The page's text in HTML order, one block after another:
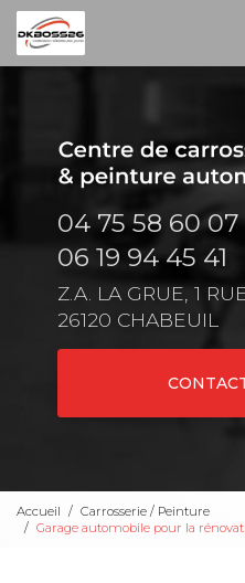
Aller
au
contenu
principal
04 75 58 60 07
06 19 94 45 41
Z.A. LA GRUE, 1
26120 CHABEUIL
Accueil
Carrosserie / Peinture
Garage automobile pour la